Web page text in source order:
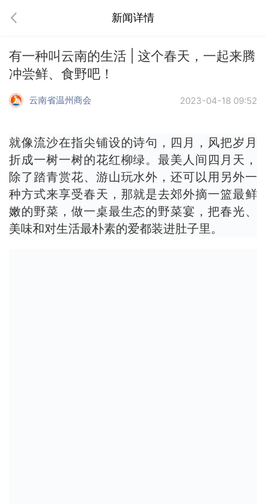
新闻详情
有一种叫云南的生活 | 这个春天，一起来腾
冲尝鲜、食野吧！
云南省温州商会 2023-04-18 09:52
就像流沙在指尖铺设的诗句，四月，风把岁月
折成一树一树的花红柳绿。最美人间四月天，
除了踏青赏花、游山玩水外，还可以用另外一
种方式来享受春天，那就是去郊外摘一篮最鲜
嫩的野菜，做一桌最生态的野菜宴，把春光、
美味和对生活最朴素的爱都装进肚子里。